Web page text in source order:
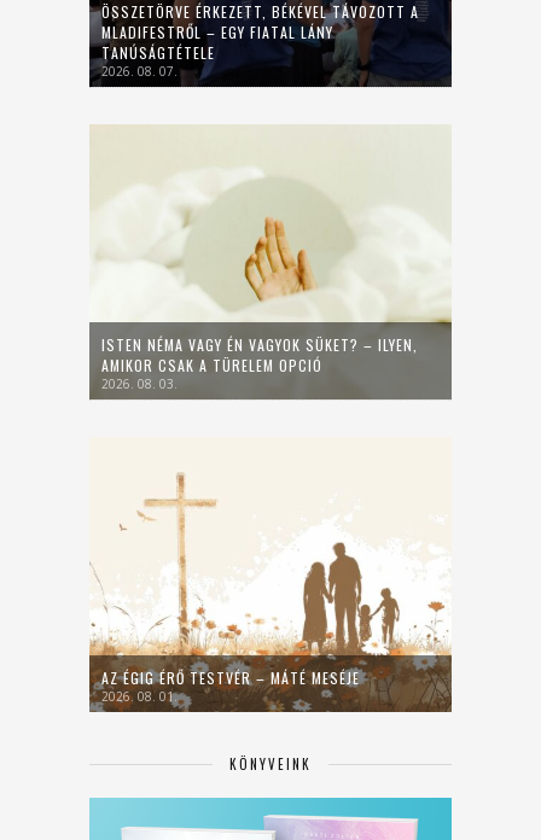
ÖSSZETÖRVE ÉRKEZETT, BÉKÉVEL TÁVOZOTT A
MLADIFESTRŐL – EGY FIATAL LÁNY
TANÚSÁGTÉTELE
2026. 08. 07.
ISTEN NÉMA VAGY ÉN VAGYOK SÜKET? – ILYEN,
AMIKOR CSAK A TÜRELEM OPCIÓ
2026. 08. 03.
AZ ÉGIG ÉRŐ TESTVÉR – MÁTÉ MESÉJE
2026. 08. 01.
KÖNYVEINK